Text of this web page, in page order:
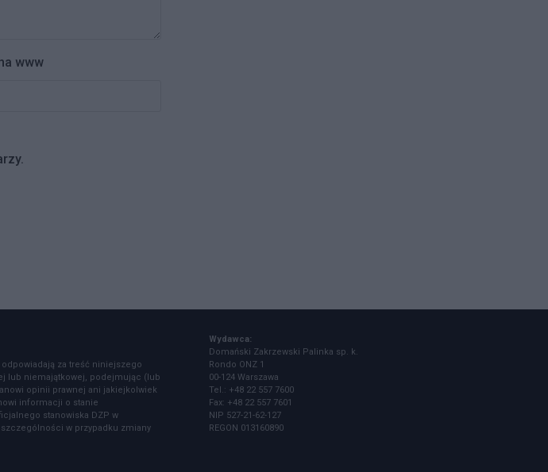
www
za treść niniejszego
lub niemajątkowej, podejmując (lub
opinii prawnej ani jakiejkolwiek
informacji o stanie
stanowiska DZP w
w przypadku zmiany
Wydawca:
Domański Zakrzewski Palinka sp. k.
Rondo ONZ 1
00-124 Warszawa
Tel.: +48 22 557 7600
Fax: +48 22 557 7601
NIP 527-21-62-127
REGON 013160890